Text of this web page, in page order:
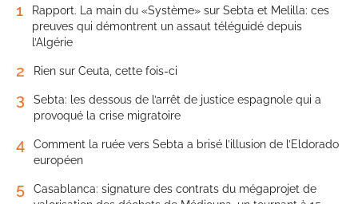
1
Rapport. La main du «Système» sur Sebta et Melilla: ces
preuves qui démontrent un assaut téléguidé depuis
l’Algérie
2 Rien sur Ceuta, cette fois-ci
3
Sebta: les dessous de l’arrêt de justice espagnole qui a
provoqué la crise migratoire
4
Comment la ruée vers Sebta a brisé l’illusion de l’Eldorado
européen
5
Casablanca: signature des contrats du mégaprojet de